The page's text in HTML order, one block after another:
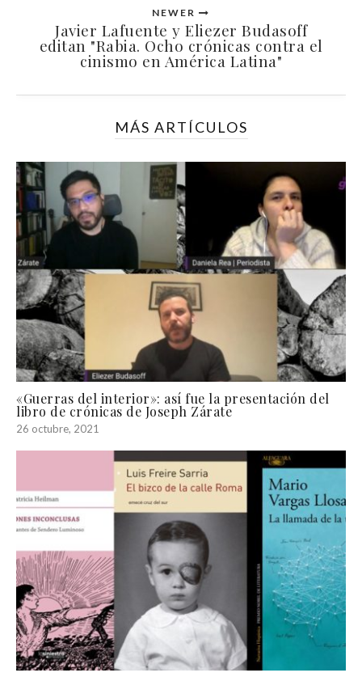
NEWER
Javier Lafuente y Eliezer Budasoff
editan "Rabia. Ocho crónicas contra el
cinismo en América Latina"
MÁS ARTÍCULOS
«Guerras del interior»: así fue la presentación del
libro de crónicas de Joseph Zárate
26 octubre, 2021